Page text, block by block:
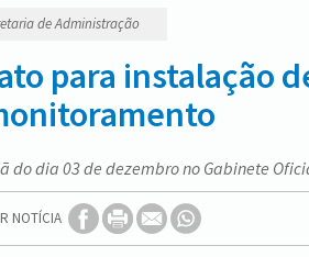
de Administração
para instalação
do dia 03 de dezembro no Gabinete
NOTÍCIA